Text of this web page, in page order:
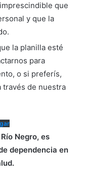
que
y que la
la planilla esté
para
o si preferís,
través de nuestra
Negro, es
dependencia en